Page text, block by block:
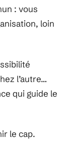
: vous
loin
l’autre…
qui guide le
le cap.